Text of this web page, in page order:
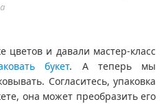
и давали мастер-класс
букет. А теперь мы
Согласитесь, упаковка
она может преобразить его